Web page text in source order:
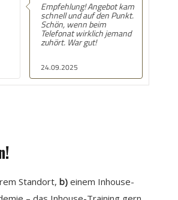
24.09.2025
Empfehlung! Angebot kam
schnell und auf den Punkt.
Schön, wenn beim
Telefonat wirklich jemand
zuhört. War gut!
Standort,b) einem Inhouse-